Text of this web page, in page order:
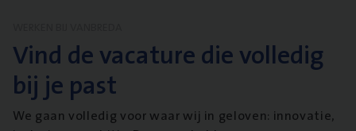
Vind de vacature die volledig
bij je past
We gaan volledig voor waar wij in geloven: innovatie,